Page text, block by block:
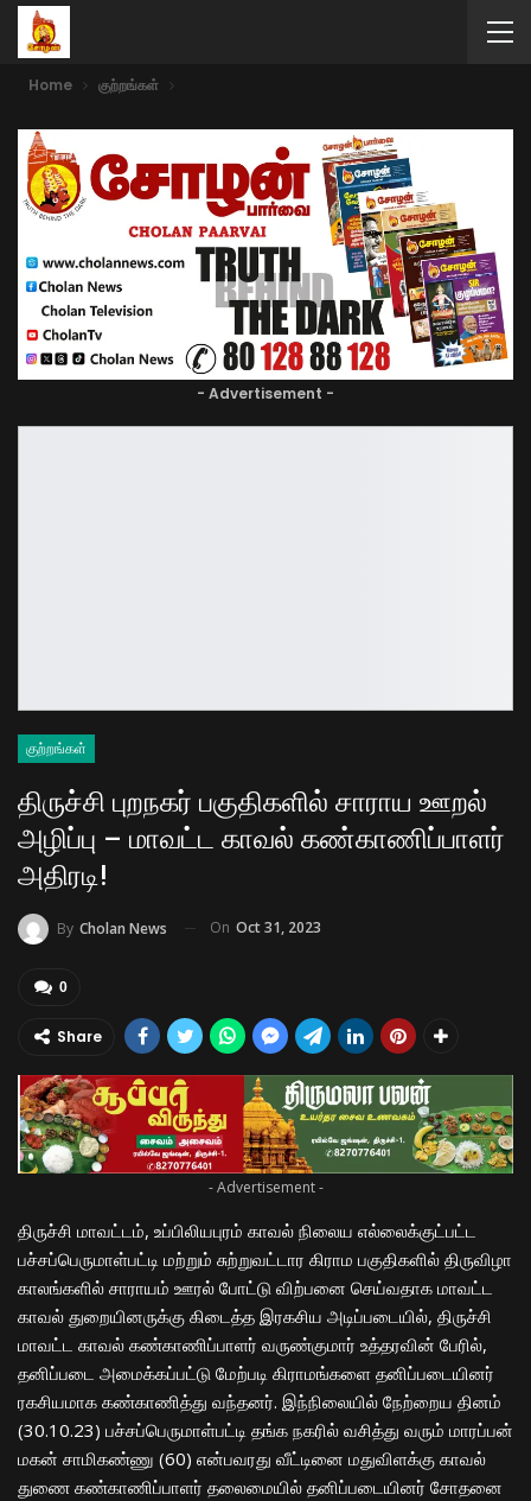
Home குற்றங்கள்
- Advertisement -
குற்றங்கள்
திருச்சி புறநகர் பகுதிகளில் சாராய ஊறல்
அழிப்பு – மாவட்ட காவல் கண்காணிப்பாளர்
அதிரடி!
By Cholan News On Oct 31, 2023
0
Share
- Advertisement -
திருச்சி மாவட்டம், உப்பிலியபுரம் காவல் நிலைய எல்லைக்குட்பட்ட
பச்சப்பெருமாள்பட்டி மற்றும் சுற்றுவட்டார கிராம பகுதிகளில் திருவிழா
காலங்களில் சாராயம் ஊரல் போட்டு விற்பனை செய்வதாக மாவட்ட
காவல் துறையினருக்கு கிடைத்த இரகசிய அடிப்படையில், திருச்சி
மாவட்ட காவல் கண்காணிப்பாளர் வருண்குமார் உத்தரவின் பேரில்,
தனிப்படை அமைக்கப்பட்டு மேற்படி கிராமங்களை தனிப்படையினர்
ரகசியமாக கண்காணித்து வந்தனர். இந்நிலையில் நேற்றைய தினம்
(30.10.23) பச்சப்பெருமாள்பட்டி தங்க நகரில் வசித்து வரும் மாரப்பன்
மகன் சாமிகண்ணு (60) என்பவரது வீட்டினை மதுவிளக்கு காவல்
துணை கண்காணிப்பாளர் தலைமையில் தனிப்படையினர் சோதனை